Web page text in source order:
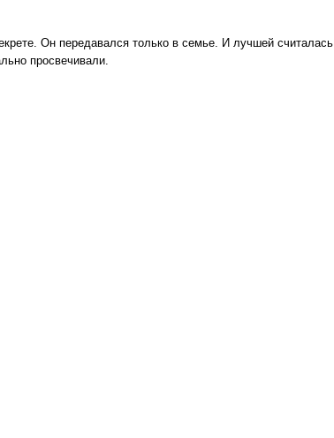
Он передавался только в семье. И лучшей считалась
просвечивали.